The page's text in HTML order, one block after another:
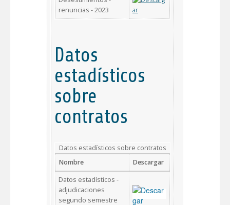
renuncias - 2023
Datos
estadísticos
sobre
contratos
Datos estadísticos sobre contratos
Nombre
Descargar
Datos estadísticos -
adjudicaciones
segundo semestre